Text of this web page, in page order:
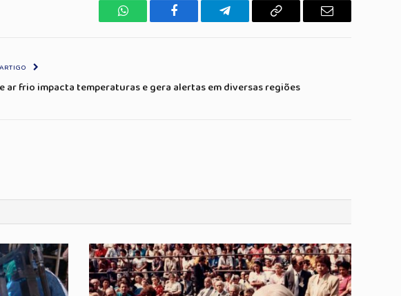
WhatsAppFacebook TelegramaCopiar
E-
ar frio impacta temperaturas e gera alertas em diversas regiões